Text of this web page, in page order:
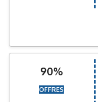
90%
OFFRES